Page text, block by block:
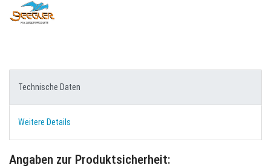
Technische Daten
Weitere Details
Angaben zur Produktsicherheit: